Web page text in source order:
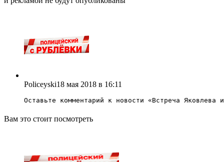
Policeyski18 мая 2018 в 16:11
Оставьте комментарий к новости «Встреча Яковлева
Вам это стоит посмотреть